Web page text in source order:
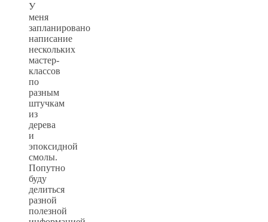
У
меня
запланировано
написание
нескольких
мастер-
классов
по
разным
штучкам
из
дерева
и
эпоксидной
смолы.
Попутно
буду
делиться
разной
полезной